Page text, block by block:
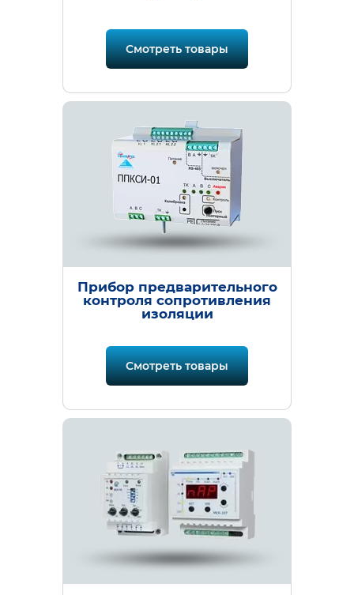
Смотреть товары
Прибор предварительного
контроля сопротивления
изоляции
Смотреть товары